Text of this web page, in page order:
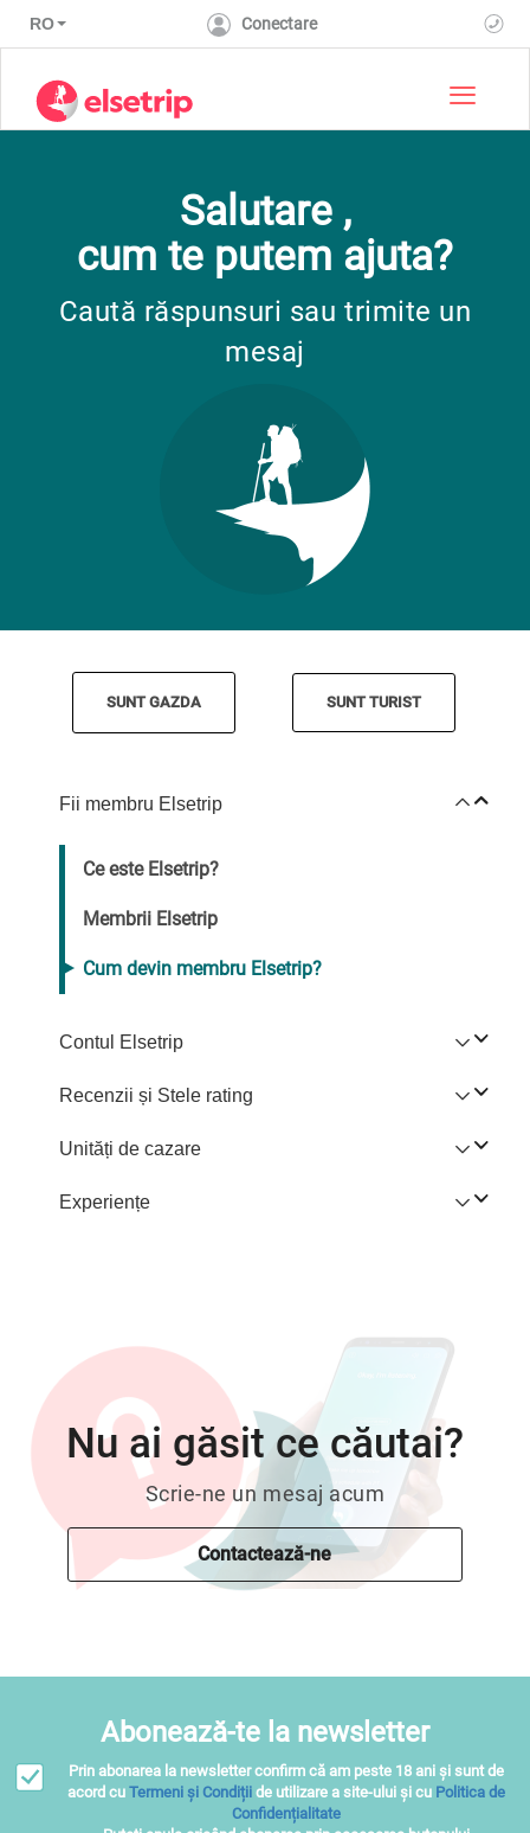
RO Conectare
Toggle
Salutare ,
cum te putem ajuta?
Caută răspunsuri sau trimite un
mesaj
SUNT GAZDA SUNT TURIST
Fii membru Elsetrip
Ce este Elsetrip?
Membrii Elsetrip
Cum devin membru Elsetrip?
Contul Elsetrip
Recenzii și Stele rating
Unități de cazare
Experiențe
Nu ai găsit ce căutai?
Scrie-ne un mesaj acum
Contactează-ne
Abonează-te la newsletter
Prin abonarea la newsletter confirm că am peste 18 ani și sunt de
acord cu Termeni și Condițiide utilizare a site-ului și cu Politica de
Confidențialitate